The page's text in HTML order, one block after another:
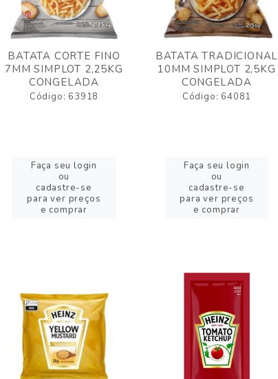
BATATA CORTE FINO
7MM SIMPLOT 2,25KG
CONGELADA
Código: 63918
Faça seu login
ou
cadastre-se
para ver preços
e comprar
BATATA TRADICIONAL
10MM SIMPLOT 2,5KG
CONGELADA
Código: 64081
Faça seu login
ou
cadastre-se
para ver preços
e comprar